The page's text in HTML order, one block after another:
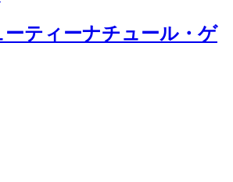
ーティーナチュール・ゲ